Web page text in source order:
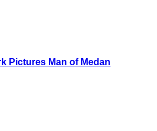
Pictures Man of Medan